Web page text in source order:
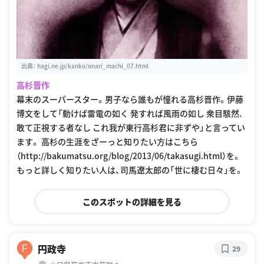
出典： hagi.ne.jp/kanko/onari_machi_07.html
高杉晋作
幕末のスーパースター。男子なら誰もが憧れる高杉晋作。伊藤
博文をして「動けば雷電の如く 発すれば風雨の如し 衆目駭然､
敢て正視する者なし これ我が東行高杉君に非ずや」と言ってい
ます。 高杉の生涯をざーっと知りたい方はこちら
（http://bakumatsu.org/blog/2013/06/takasugi.html）を。
もっと詳しく知りたい人は、司馬遼太郎の「世に棲む日々」を。
このスポットの詳細を見る
F 円政寺 29